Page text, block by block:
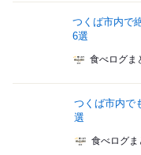
つくば市内で
6選
食べログま
つくば市内で
選
食べログ